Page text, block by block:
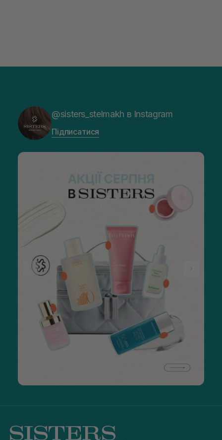
@sisters_stelmakh в Instagram
Підписатися